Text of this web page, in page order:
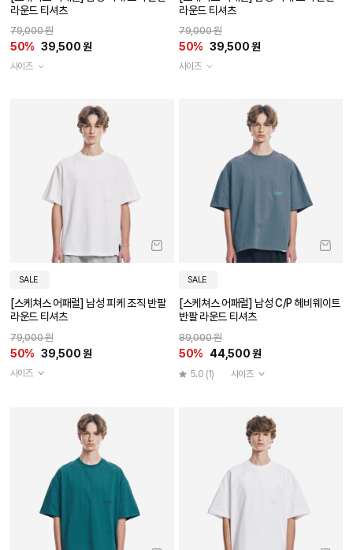
라운드 티셔츠
79,000 원
50% 39,500 원
사이즈
라운드 티셔츠
79,000 원
50% 39,500 원
사이즈
SALE
[스케쳐스 어패럴] 남성 피케 조직 반팔
라운드 티셔츠
79,000 원
50% 39,500 원
사이즈
SALE
[스케쳐스 어패럴] 남성 C/P 헤비웨이트
반팔 라운드 티셔츠
89,000 원
50% 44,500 원
5.0 (1) 사이즈